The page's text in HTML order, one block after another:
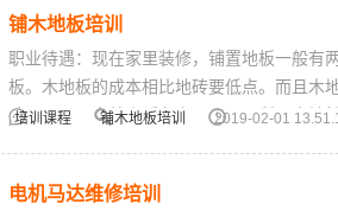
铺木地板培训
职业待遇：现在家里装修，铺置地板一般有
板。木地板的成本相比地砖要低点。而且木
孩子，可以光着脚踩在上面玩耍。所以木地
培训课程 铺木地板培训 2019-02-01
电机马达维修培训